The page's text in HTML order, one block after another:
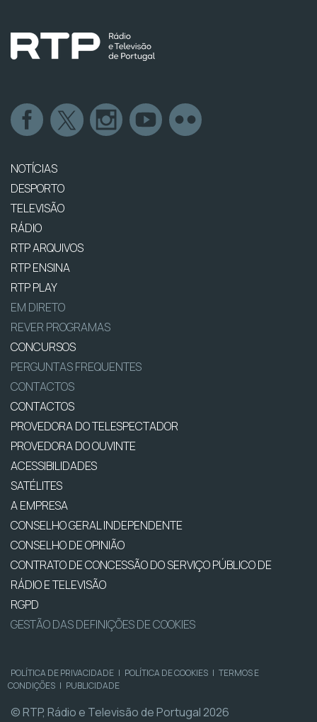
NOTÍCIAS
DESPORTO
TELEVISÃO
RÁDIO
RTP ARQUIVOS
RTP ENSINA
RTP PLAY
EM DIRETO
REVER PROGRAMAS
CONCURSOS
PERGUNTAS FREQUENTES
CONTACTOS
CONTACTOS
PROVEDORA DO TELESPECTADOR
PROVEDORA DO OUVINTE
ACESSIBILIDADES
SATÉLITES
A EMPRESA
CONSELHO GERAL INDEPENDENTE
CONSELHO DE OPINIÃO
CONTRATO DE CONCESSÃO DO SERVIÇO PÚBLICO DE
RÁDIO E TELEVISÃO
RGPD
GESTÃO DAS DEFINIÇÕES DE COOKIES
POLÍTICA DE PRIVACIDADE | POLÍTICA DE COOKIES | TERMOS E
CONDIÇÕES | PUBLICIDADE
© RTP, Rádio e Televisão de Portugal 2026